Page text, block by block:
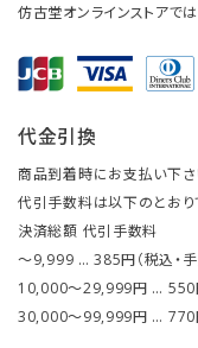
仿古堂オンラインストアで
代金引換
商品到着時にお支払い下さ
代引手数料は以下のとおり
決済総額 代引手数料
～9,999 … 385円（税込・手
10,000～29,999円 … 550
30,000～99,999円 … 770円